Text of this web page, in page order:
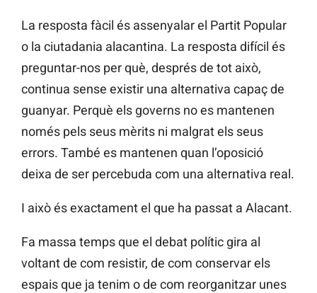
La resposta fàcil és assenyalar el Partit Popular
o la ciutadania alacantina. La resposta difícil és
preguntar-nos per què, després de tot això,
continua sense existir una alternativa capaç de
guanyar. Perquè els governs no es mantenen
només pels seus mèrits ni malgrat els seus
errors. També es mantenen quan l’oposició
deixa de ser percebuda com una alternativa real.
I això és exactament el que ha passat a Alacant.
Fa massa temps que el debat polític gira al
voltant de com resistir, de com conservar els
espais que ja tenim o de com reorganitzar unes